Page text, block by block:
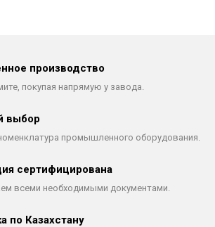
производство
покупая напрямую у завода.
выбор
промышленного оборудования.
сертифицирована
всеми необходимыми документами.
по Казахстану